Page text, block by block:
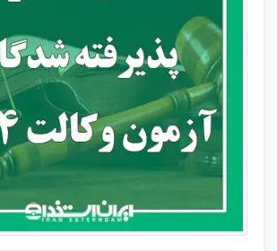
آزمون
وکالت
1404